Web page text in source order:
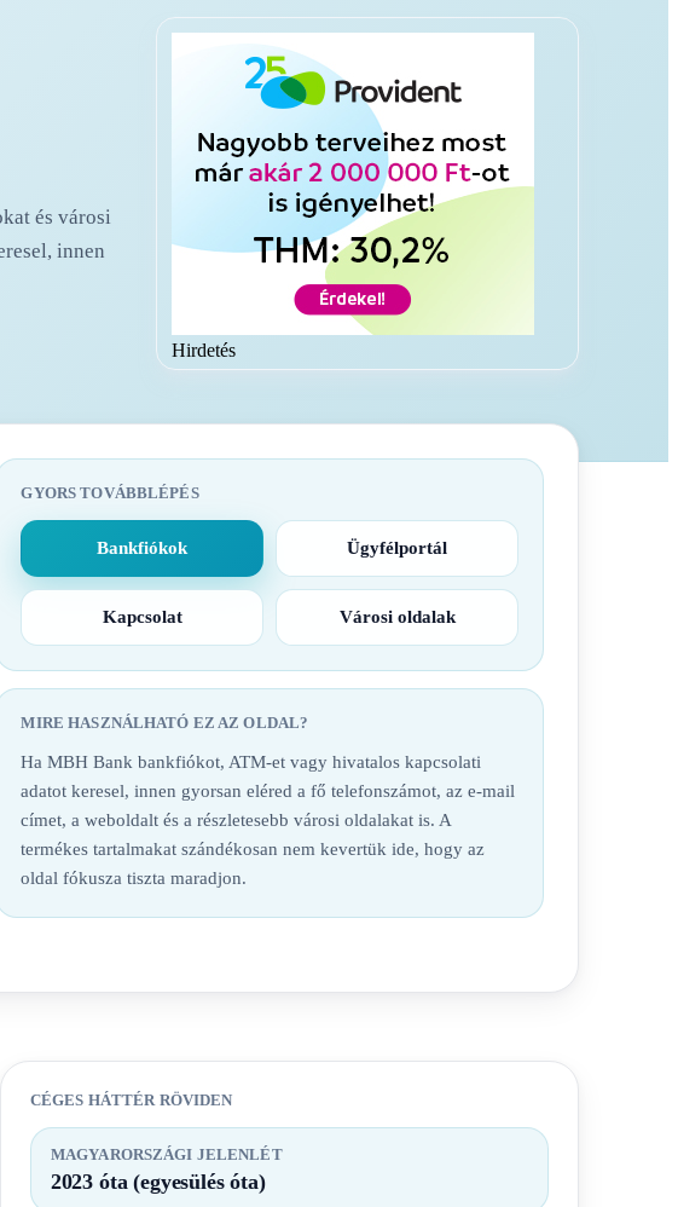
és városi
innen
Hirdetés
GYORS TOVÁBBLÉPÉS
Bankfiókok Ügyfélportál
Kapcsolat Városi oldalak
MIRE HASZNÁLHATÓ EZ AZ OLDAL?
Ha MBH Bank bankfiókot, ATM-et vagy hivatalos kapcsolati
adatot keresel, innen gyorsan eléred a fő telefonszámot, az e-mail
címet, a weboldalt és a részletesebb városi oldalakat is. A
termékes tartalmakat szándékosan nem kevertük ide, hogy az
oldal fókusza tiszta maradjon.
CÉGES HÁTTÉR RÖVIDEN
MAGYARORSZÁGI JELENLÉT
2023 óta (egyesülés óta)